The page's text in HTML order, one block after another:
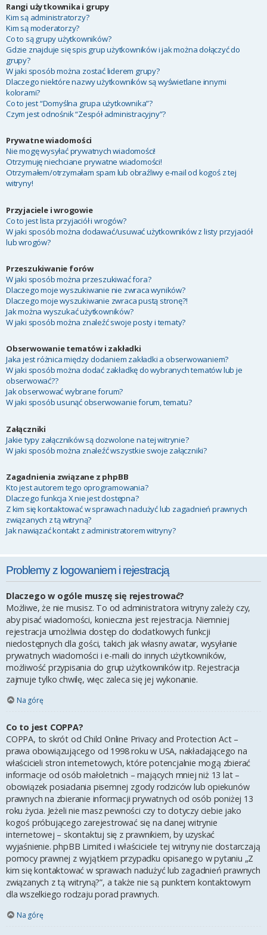
Rangi użytkownika i grupy
Kim są administratorzy?
Kim są moderatorzy?
Co to są grupy użytkowników?
Gdzie znajduje się spis grup użytkowników i jak można dołączyć do
grupy?
W jaki sposób można zostać liderem grupy?
Dlaczego niektóre nazwy użytkowników są wyświetlane innymi
kolorami?
Co to jest “Domyślna grupa użytkownika”?
Czym jest odnośnik “Zespół administracyjny”?
Prywatne wiadomości
Nie mogę wysyłać prywatnych wiadomości!
Otrzymuję niechciane prywatne wiadomości!
Otrzymałem/otrzymałam spam lub obraźliwy e-mail od kogoś z tej
witryny!
Przyjaciele i wrogowie
Co to jest lista przyjaciół i wrogów?
W jaki sposób można dodawać/usuwać użytkowników z listy przyjaciół
lub wrogów?
Przeszukiwanie forów
W jaki sposób można przeszukiwać fora?
Dlaczego moje wyszukiwanie nie zwraca wyników?
Dlaczego moje wyszukiwanie zwraca pustą stronę?!
Jak można wyszukać użytkowników?
W jaki sposób można znaleźć swoje posty i tematy?
Obserwowanie tematów i zakładki
Jaka jest różnica między dodaniem zakładki a obserwowaniem?
W jaki sposób można dodać zakładkę do wybranych tematów lub je
obserwować??
Jak obserwować wybrane forum?
W jaki sposób usunąć obserwowanie forum, tematu?
Załączniki
Jakie typy załączników są dozwolone na tej witrynie?
W jaki sposób można znaleźć wszystkie swoje załączniki?
Zagadnienia związane z phpBB
Kto jest autorem tego oprogramowania?
Dlaczego funkcja X nie jest dostępna?
Z kim się kontaktować w sprawach nadużyć lub zagadnień prawnych
związanych z tą witryną?
Jak nawiązać kontakt z administratorem witryny?
Problemy z logowaniem i rejestracją
Dlaczego w ogóle muszę się rejestrować?
Możliwe, że nie musisz. To od administratora witryny zależy czy,
aby pisać wiadomości, konieczna jest rejestracja. Niemniej
rejestracja umożliwia dostęp do dodatkowych funkcji
niedostępnych dla gości, takich jak własny awatar, wysyłanie
prywatnych wiadomości i e-maili do innych użytkowników,
możliwość przypisania do grup użytkowników itp. Rejestracja
zajmuje tylko chwilę, więc zaleca się jej wykonanie.
Na górę
Co to jest COPPA?
COPPA, to skrót od Child Online Privacy and Protection Act –
prawa obowiązującego od 1998 roku w USA, nakładającego na
właścicieli stron internetowych, które potencjalnie mogą zbierać
informacje od osób małoletnich – mających mniej niż 13 lat –
obowiązek posiadania pisemnej zgody rodziców lub opiekunów
prawnych na zbieranie informacji prywatnych od osób poniżej 13
roku życia. Jeżeli nie masz pewności czy to dotyczy ciebie jako
kogoś próbującego zarejestrować się na danej witrynie
internetowej – skontaktuj się z prawnikiem, by uzyskać
wyjaśnienie. phpBB Limited i właściciele tej witryny nie dostarczają
pomocy prawnej z wyjątkiem przypadku opisanego w pytaniu „Z
kim się kontaktować w sprawach nadużyć lub zagadnień prawnych
związanych z tą witryną?”, a także nie są punktem kontaktowym
dla wszelkiego rodzaju porad prawnych.
Na górę